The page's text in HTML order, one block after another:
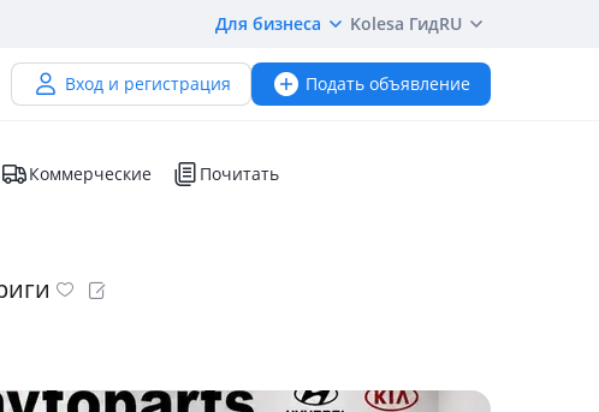
Для бизнеса Kolesa ГидRU
Вход и регистрация Подать объявление
Коммерческие Почитать